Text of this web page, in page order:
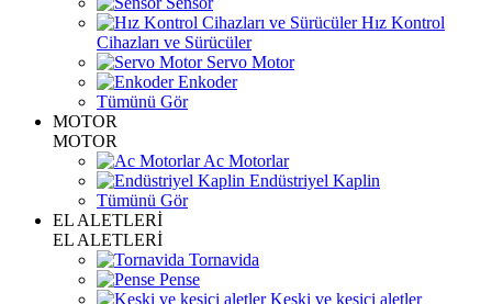
Hız Kontrol
Cihazları ve Sürücüler
Servo Motor
Enkoder
Tümünü Gör
MOTOR
MOTOR
Ac Motorlar
Endüstriyel Kaplin
Tümünü Gör
EL ALETLERİ
EL ALETLERİ
Tornavida
Pense
Keski ve kesici aletler